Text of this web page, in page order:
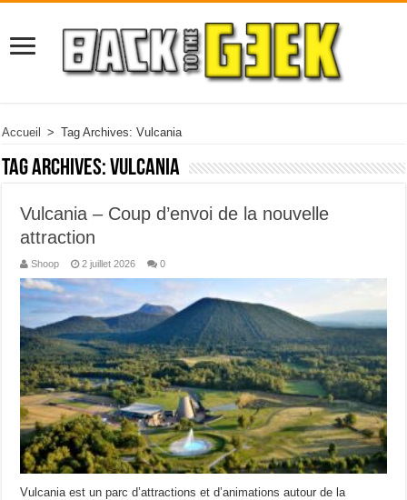
Accueil > Tag Archives: Vulcania
Tag Archives:Vulcania
Vulcania – Coup d’envoi de la nouvelle
attraction
Shoop 2 juillet 2026 0
Vulcania est un parc d’attractions et d’animations autour de la